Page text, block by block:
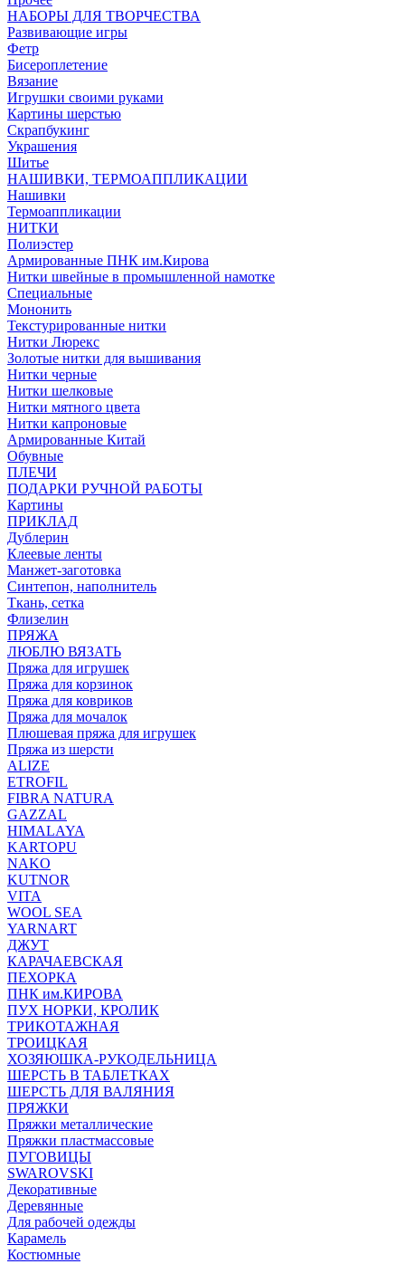
НАБОРЫ ДЛЯ ТВОРЧЕСТВА
Развивающие игры
Фетр
Бисероплетение
Вязание
Игрушки своими руками
Картины шерстью
Скрапбукинг
Украшения
Шитье
НАШИВКИ, ТЕРМОАППЛИКАЦИИ
Нашивки
Термоаппликации
НИТКИ
Полиэстер
Армированные ПНК им.Кирова
Нитки швейные в промышленной намотке
Специальные
Мононить
Текстурированные нитки
Нитки Люрекс
Золотые нитки для вышивания
Нитки черные
Нитки шелковые
Нитки мятного цвета
Нитки капроновые
Армированные Китай
Обувные
ПЛЕЧИ
ПОДАРКИ РУЧНОЙ РАБОТЫ
Картины
ПРИКЛАД
Дублерин
Клеевые ленты
Манжет-заготовка
Синтепон, наполнитель
Ткань, сетка
Флизелин
ПРЯЖА
ЛЮБЛЮ ВЯЗАТЬ
Пряжа для игрушек
Пряжа для корзинок
Пряжа для ковриков
Пряжа для мочалок
Плюшевая пряжа для игрушек
Пряжа из шерсти
ALIZE
ETROFIL
FIBRA NATURA
GAZZAL
HIMALAYA
KARTOPU
NAKO
KUTNOR
VITA
WOOL SEA
YARNART
ДЖУТ
КАРАЧАЕВСКАЯ
ПЕХОРКА
ПНК им.КИРОВА
ПУХ НОРКИ, КРОЛИК
ТРИКОТАЖНАЯ
ТРОИЦКАЯ
ХОЗЯЮШКА-РУКОДЕЛЬНИЦА
ШЕРСТЬ В ТАБЛЕТКАХ
ШЕРСТЬ ДЛЯ ВАЛЯНИЯ
ПРЯЖКИ
Пряжки металлические
Пряжки пластмассовые
ПУГОВИЦЫ
SWAROVSKI
Декоративные
Деревянные
Для рабочей одежды
Карамель
Костюмные